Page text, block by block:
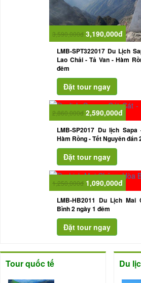
3,590,000đ 3,190,000đ
LMB-SPT322017 Du Lịch
Lao Chải - Tả Van - Hàm
đêm
2,860,000đ 2,590,000đ
LMB-SP2017 Du lịch
Hàm Rồng - Tết Nguyên đán
1,250,000đ 1,090,000đ
LMB-HB2011 Du Lịch Mai
Bình 2 ngày 1 đêm
Tour quốc tế Du